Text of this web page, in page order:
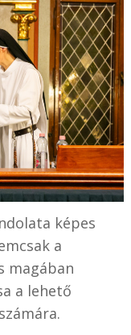
képes
a
magában
a lehető